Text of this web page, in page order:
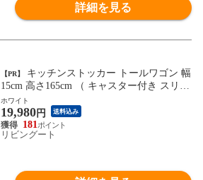
詳細を見る
【PR】
15cm 高さ165cm （ キャスター付き スリム
おしゃれ スチール 隙間収納 すき間収納 隙
間ラック スリムラック キッチンラック キ
ッチンワゴン 収納ラック ラック ストッカ
ー ） 【ホワイト】
ホワイト
19,980円 送料込み
181
リビングート